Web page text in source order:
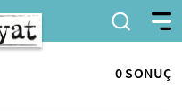
0 SONUÇ